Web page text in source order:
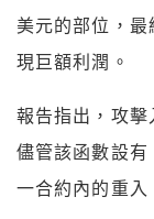
美元的部位，
現巨額利潤。
報告指出，攻擊
儘管該函數設
一合約內的重入